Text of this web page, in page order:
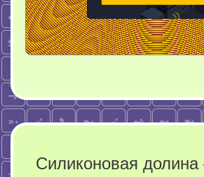
Силиконовая долина